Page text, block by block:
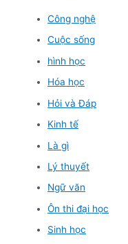
Công nghệ
Cuộc sống
hình học
Hóa học
Hỏi và Đáp
Kinh tế
Là gì
Lý thuyết
Ngữ văn
Ôn thi đại học
Sinh học